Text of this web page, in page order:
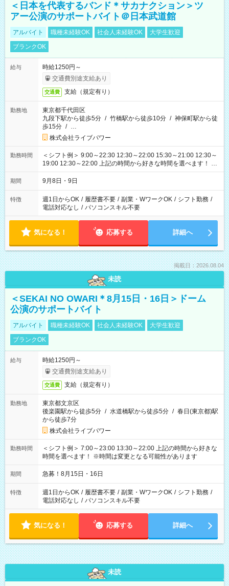
＜日本を代表するバンド＊サカナクション＞ツ
アー公演のサポートバイト＠日本武道館
アルバイト 職種未経験OK 社会人未経験OK
大学生歓迎
ブランクOK
給与
時給1250円～
交通費別途支給あり
交通費 支給（規定有り）
勤務地
東京都千代田区
九段下駅から徒歩5分 / 竹橋駅から徒歩10分 / 神保町駅から徒
歩15分 / …
株式会社ライブパワー
勤務時間
＜シフト例＞ 9:00～22:30 12:30～22:00 15:30～21:00 12:30～
19:00 12:30～22:00 上記の時間から好きな時間を選べます！ ※
時間は変更となる可能性があります
期間 9月8日・9日
特徴 週1日からOK / 履歴書不要 / 副業・WワークOK / シフト勤務 /
電話対応なし / パソコンスキル不要
気になる！ 応募する 詳細へ
掲載日：2026.08.04
未読
＜SEKAI NO OWARI＊8月15日・16日＞ドーム
公演のサポートバイト
アルバイト 職種未経験OK 社会人未経験OK
大学生歓迎
ブランクOK
給与
時給1250円～
交通費別途支給あり
交通費 支給（規定有り）
勤務地
東京都文京区
後楽園駅から徒歩5分 / 水道橋駅から徒歩5分 / 春日(東京都)駅
から徒歩7分
株式会社ライブパワー
勤務時間
＜シフト例＞ 7:00～23:00 13:30～22:00 上記の時間から好きな
時間を選べます！ ※時間は変更となる可能性があります
期間 急募！8月15日・16日
特徴 週1日からOK / 履歴書不要 / 副業・WワークOK / シフト勤務 /
電話対応なし / パソコンスキル不要
気になる！ 応募する 詳細へ
未読